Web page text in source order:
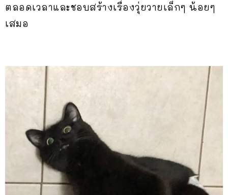
ตลอดเวลาและชอบสร้างเรื่องวุ่ยวายเล็กๆ น้อยๆ
เสมอ